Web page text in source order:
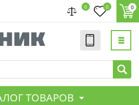
0 0 0
ТОВАРОВ